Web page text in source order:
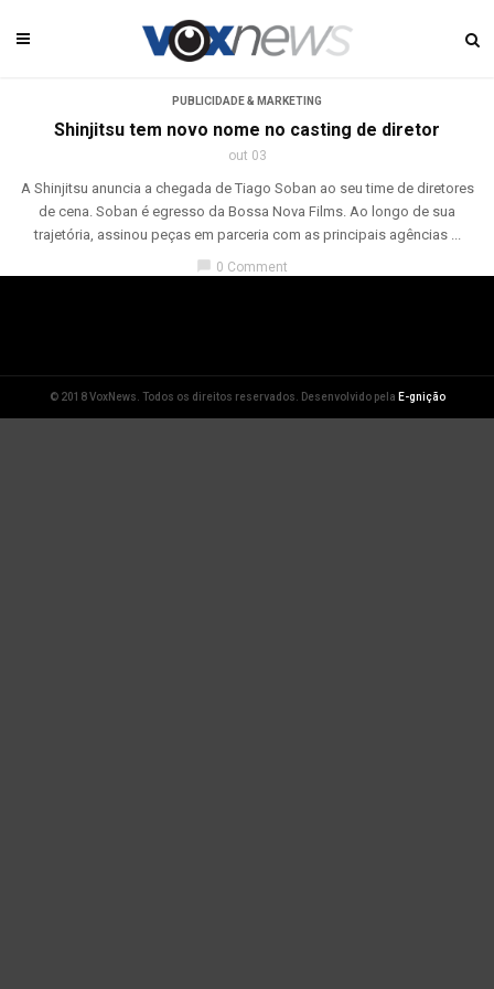
PUBLICIDADE & MARKETING
Shinjitsu tem novo nome no casting de diretor
out 03
A Shinjitsu anuncia a chegada de Tiago Soban ao seu time de diretores
de cena. Soban é egresso da Bossa Nova Films. Ao longo de sua
trajetória, assinou peças em parceria com as principais agências ...
chat_bubble 0 Comment
© 2018 VoxNews. Todos os direitos reservados. Desenvolvido pela E-gnição